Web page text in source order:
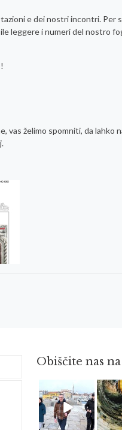
e dei nostri incontri.
leggere i numeri del nostro
vas želimo spomniti, da lahko
Obiščite nas
Feb 16